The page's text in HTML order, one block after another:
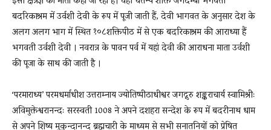
बदरिकाश्रम में उर्वशी देवी के रूप में पूजी जाती हैं, देवी भागवत के अनुसार देश के
अलग अलग भाग में स्थित १०८शक्तिपीठ में से एक बदरिकाश्रम की आराध्या हैं
भगवती उर्वशी देवी । नवरात्र के पावन पर्व में यहां देवी की आराधना माता उर्वशी
की पूजा के साथ की जाती है ।
‘परमाराध्य’ परमधर्माधीश उत्तराम्नाय ज्योतिष्पीठाधीश्वर जगद्गुरु शङ्कराचार्य स्वामिश्रीः
अविमुक्तेश्वरानन्दः सरस्वती 1008 ने अपने दशहरा सन्देश के रूप में बदरीनाथ धाम